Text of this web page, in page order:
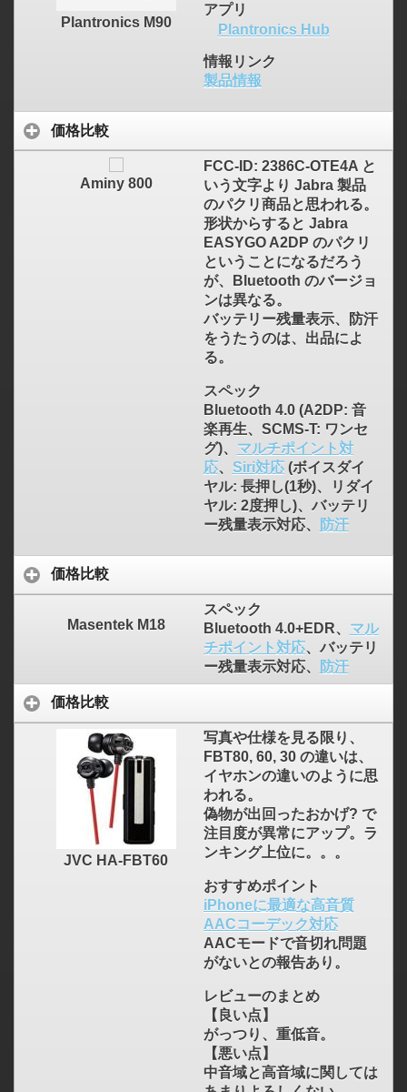
Plantronics M90
アプリ
Plantronics Hub
情報リンク
製品情報
価格比較
Aminy 800
FCC-ID: 2386C-OTE4A と
いう文字より Jabra 製品
のパクリ商品と思われる。
形状からすると Jabra
EASYGO A2DP のパクリ
ということになるだろう
が、Bluetooth のバージョ
ンは異なる。
バッテリー残量表示、防汗
をうたうのは、出品によ
る。
スペック
Bluetooth 4.0 (A2DP: 音
楽再生、SCMS-T: ワンセ
グ)、 マルチポイント対
応、 Siri対応(ボイスダイ
ヤル: 長押し(1秒)、リダイ
ヤル: 2度押し)、バッテリ
ー残量表示対応、
防汗
価格比較
Masentek M18
スペック
Bluetooth 4.0+EDR、 マル
チポイント対応、バッテリ
ー残量表示対応、
防汗
価格比較
JVC HA-FBT60
写真や仕様を見る限り、
FBT80, 60, 30 の違いは、
イヤホンの違いのように思
われる。
偽物が出回ったおかげ? で
注目度が異常にアップ。ラ
ンキング上位に。。。
おすすめポイント
iPhoneに最適な高音質
AACコーデック対応
AACモードで音切れ問題
がないとの報告あり。
レビューのまとめ
【良い点】
がっつり、重低音。
【悪い点】
中音域と高音域に関しては